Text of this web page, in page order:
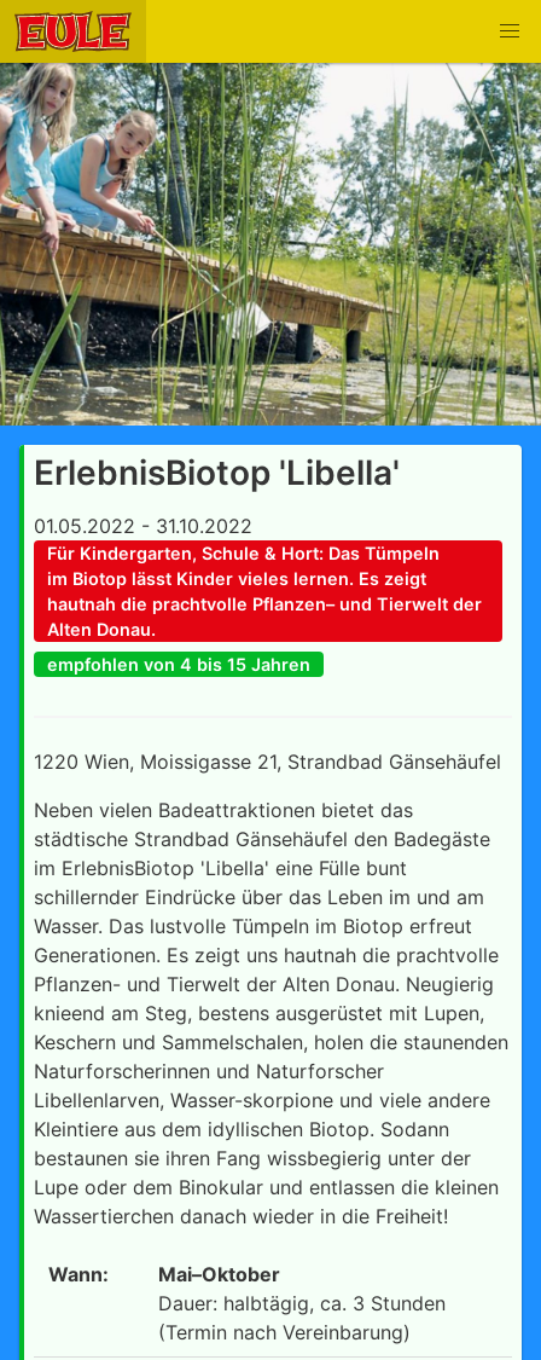
ErlebnisBiotop 'Libella'
01.05.2022 - 31.10.2022
Für Kindergarten, Schule & Hort: Das Tümpeln
im Biotop lässt Kinder vieles lernen. Es zeigt
hautnah die prachtvolle Pflanzen– und Tierwelt der
Alten Donau.
empfohlen von 4 bis 15 Jahren
1220 Wien, Moissigasse 21, Strandbad Gänsehäufel
Neben vielen Badeattraktionen bietet das
städtische Strandbad Gänsehäufel den Badegäste
im ErlebnisBiotop 'Libella' eine Fülle bunt
schillernder Eindrücke über das Leben im und am
Wasser. Das lustvolle Tümpeln im Biotop erfreut
Generationen. Es zeigt uns hautnah die prachtvolle
Pflanzen- und Tierwelt der Alten Donau. Neugierig
knieend am Steg, bestens ausgerüstet mit Lupen,
Keschern und Sammelschalen, holen die staunenden
Naturforscherinnen und Naturforscher
Libellenlarven, Wasser-skorpione und viele andere
Kleintiere aus dem idyllischen Biotop. Sodann
bestaunen sie ihren Fang wissbegierig unter der
Lupe oder dem Binokular und entlassen die kleinen
Wassertierchen danach wieder in die Freiheit!
Wann:
Mai–Oktober
Dauer: halbtägig, ca. 3 Stunden
(Termin nach Vereinbarung)